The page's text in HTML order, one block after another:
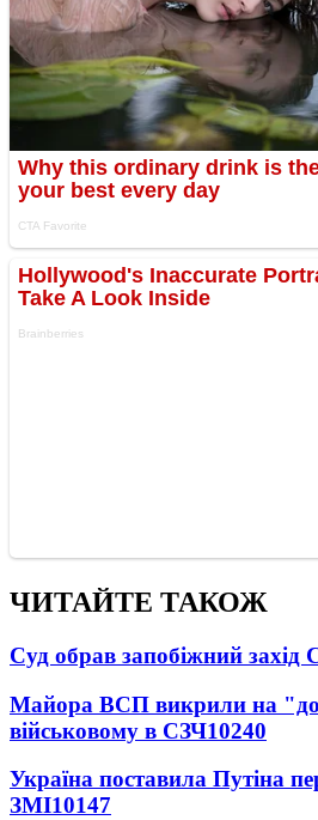
ЧИТАЙТЕ ТАКОЖ
Суд обрав запобіжний захід
Майора ВСП викрили на
військовому в СЗЧ10240
Україна поставила Путіна
ЗМІ10147